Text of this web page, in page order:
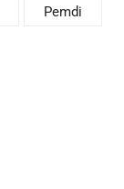
Pemdi